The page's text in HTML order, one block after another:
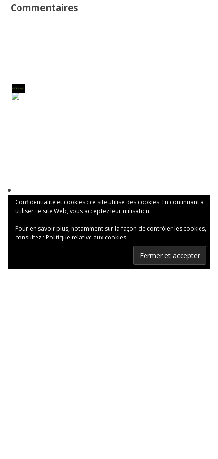
Commentaires
Confidentialité et cookies : ce site utilise des cookies. En continuant à
utiliser ce site Web, vous acceptez leur utilisation.
Pour en savoir plus, notamment sur la façon de contrôler les cookies,
consultez : Politique relative aux cookies